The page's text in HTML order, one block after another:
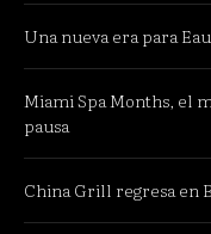
Una nueva era para
Miami Spa Months, el
pausa
China Grill regresa en